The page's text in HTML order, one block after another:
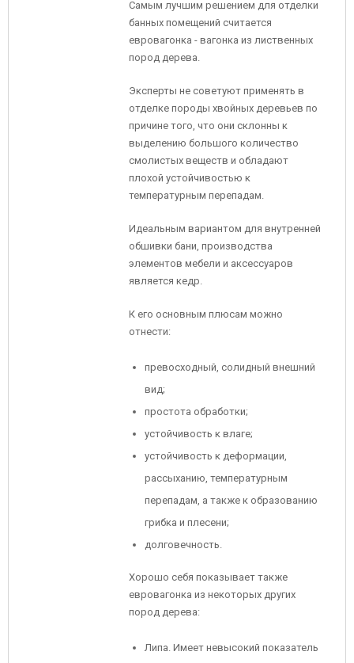
Самым лучшим решением для отделки
банных помещений считается
евровагонка - вагонка из лиственных
пород дерева.
Эксперты не советуют применять в
отделке породы хвойных деревьев по
причине того, что они склонны к
выделению большого количество
смолистых веществ и обладают
плохой устойчивостью к
температурным перепадам.
Идеальным вариантом для внутренней
обшивки бани, производства
элементов мебели и аксессуаров
является кедр.
К его основным плюсам можно
отнести:
превосходный, солидный внешний
вид;
простота обработки;
устойчивость к влаге;
устойчивость к деформации,
рассыханию, температурным
перепадам, а также к образованию
грибка и плесени;
долговечность.
Хорошо себя показывает также
евровагонка из некоторых других
пород дерева:
Липа. Имеет невысокий показатель